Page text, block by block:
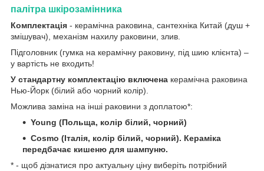
палітра шкірозамінника
Комплектація - керамічна раковина, сантехніка Китай (душ +
змішувач), механізм нахилу раковини, злив.
Підголовник (гумка на керамічну раковину, під шию клієнта) –
у вартість не входить!
У стандартну комплектацію включена керамічна раковина
Нью-Йорк (білий або чорний колір).
Можлива заміна на інші раковини з доплатою*:
Young (Польща, колір білий, чорний)
Cosmo (Італія, колір білий, чорний). Кераміка
передбачає кишеню для шампуню.
* - щоб дізнатися про актуальну ціну виберіть потрібний